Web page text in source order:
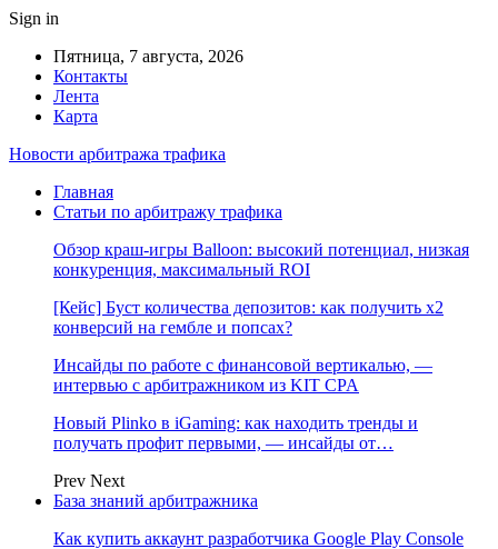
Sign in
Пятница, 7 августа, 2026
Контакты
Лента
Карта
Новости арбитража трафика
Главная
Статьи по арбитражу трафика
Обзор краш-игры Balloon: высокий потенциал, низкая
конкуренция, максимальный ROI
[Кейс] Буст количества депозитов: как получить х2
конверсий на гембле и попсах?
Инсайды по работе с финансовой вертикалью, —
интервью с арбитражником из KIT CPA
Новый Plinko в iGaming: как находить тренды и
получать профит первыми, — инсайды от…
Prev Next
База знаний арбитражника
Как купить аккаунт разработчика Google Play Console